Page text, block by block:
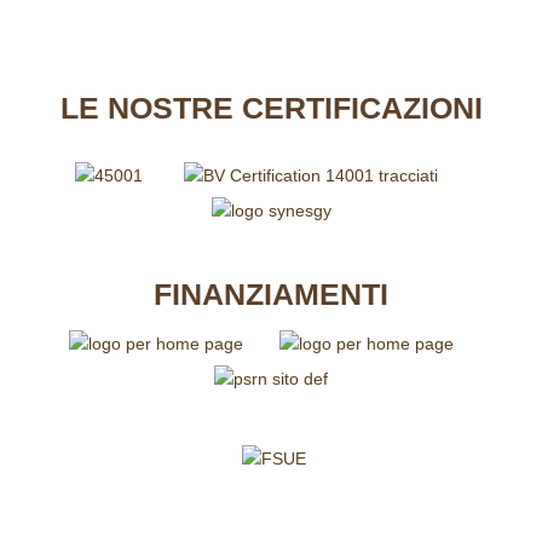
LE NOSTRE CERTIFICAZIONI
FINANZIAMENTI